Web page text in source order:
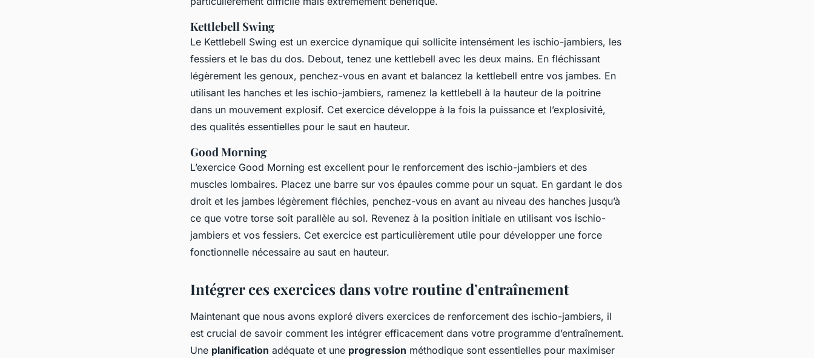
Kettlebell Swing
Le Kettlebell Swing est un exercice dynamique qui sollicite intensément les ischio-jambiers, les
fessiers et le bas du dos. Debout, tenez une kettlebell avec les deux mains. En fléchissant
légèrement les genoux, penchez-vous en avant et balancez la kettlebell entre vos jambes. En
utilisant les hanches et les ischio-jambiers, ramenez la kettlebell à la hauteur de la poitrine
dans un mouvement explosif. Cet exercice développe à la fois la puissance et l’explosivité,
des qualités essentielles pour le saut en hauteur.
Good Morning
L’exercice Good Morning est excellent pour le renforcement des ischio-jambiers et des
muscles lombaires. Placez une barre sur vos épaules comme pour un squat. En gardant le dos
droit et les jambes légèrement fléchies, penchez-vous en avant au niveau des hanches jusqu’à
ce que votre torse soit parallèle au sol. Revenez à la position initiale en utilisant vos ischio-
jambiers et vos fessiers. Cet exercice est particulièrement utile pour développer une force
fonctionnelle nécessaire au saut en hauteur.
Intégrer ces exercices dans votre routine d’entraînement
Maintenant que nous avons exploré divers exercices de renforcement des ischio-jambiers, il
est crucial de savoir comment les intégrer efficacement dans votre programme d’entraînement.
Une planification adéquate et une progression méthodique sont essentielles pour maximiser